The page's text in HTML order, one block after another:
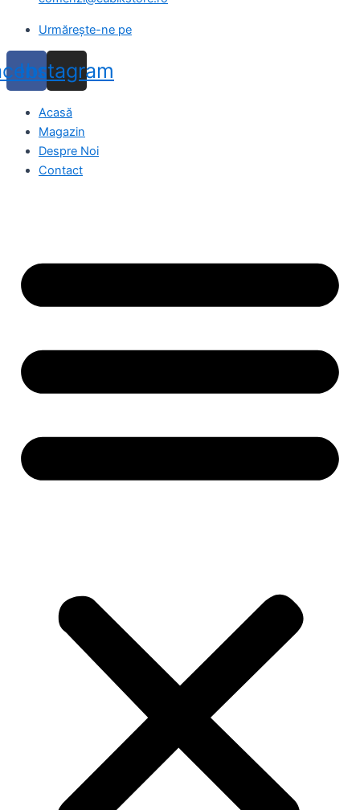
Urmărește-ne pe
Instagram
Acasă
Magazin
Despre Noi
Contact